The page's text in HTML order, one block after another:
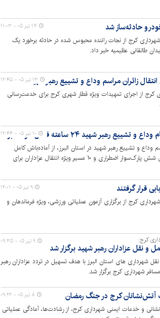
حادثه‌ساز شد
کرج از نجات راننده محبوس شده در حادثه برخورد یک
۱۷ تیر ۰۵ - ۱۱:۰۳
زائران مراسم وداع و تشییع رهبر شهید
کرج از اجرای تمهیدات ویژه قطار شهری کرج برای خدمت‌رسانی
۱۳ تیر ۰۵ - ۱۲:۴۵
رهبر شهید ۲۴ ساعته فعال خواهد بود
و تشییع رهبر شهید در استان البرز، از آماده‌باش کامل
ناوگان حمل‌ونقل عمومی استان با پیش‌بینی شش پارک‌سوار اضطراری و ۱۰ مسیر ویژه انتقال عزاداران برای
۱۰ تیر ۰۵ - ۱۲:۴۴
قرار گرفتند
کرج از برگزاری آزمون عملیاتی ورزشی، ویژه فرماندهان و
۹ تیر ۰۵ - ۱۲:۰۱
کرج:
عزاداران رهبر شهید برگزار شد
های استان البرز با هدف تسهیل در تردد عزاداران رهبر
شهرداری کرج برگزار شد.
۹ تیر ۰۵ - ۰۹:۳۵
آتش‌نشانان کرج در جنگ رمضان
و خدمات ایمنی شهرداری کرج، از رشادت‌ها، آمادگی عملیاتی
۸ تیر ۰۵ - ۰۹:۲۲